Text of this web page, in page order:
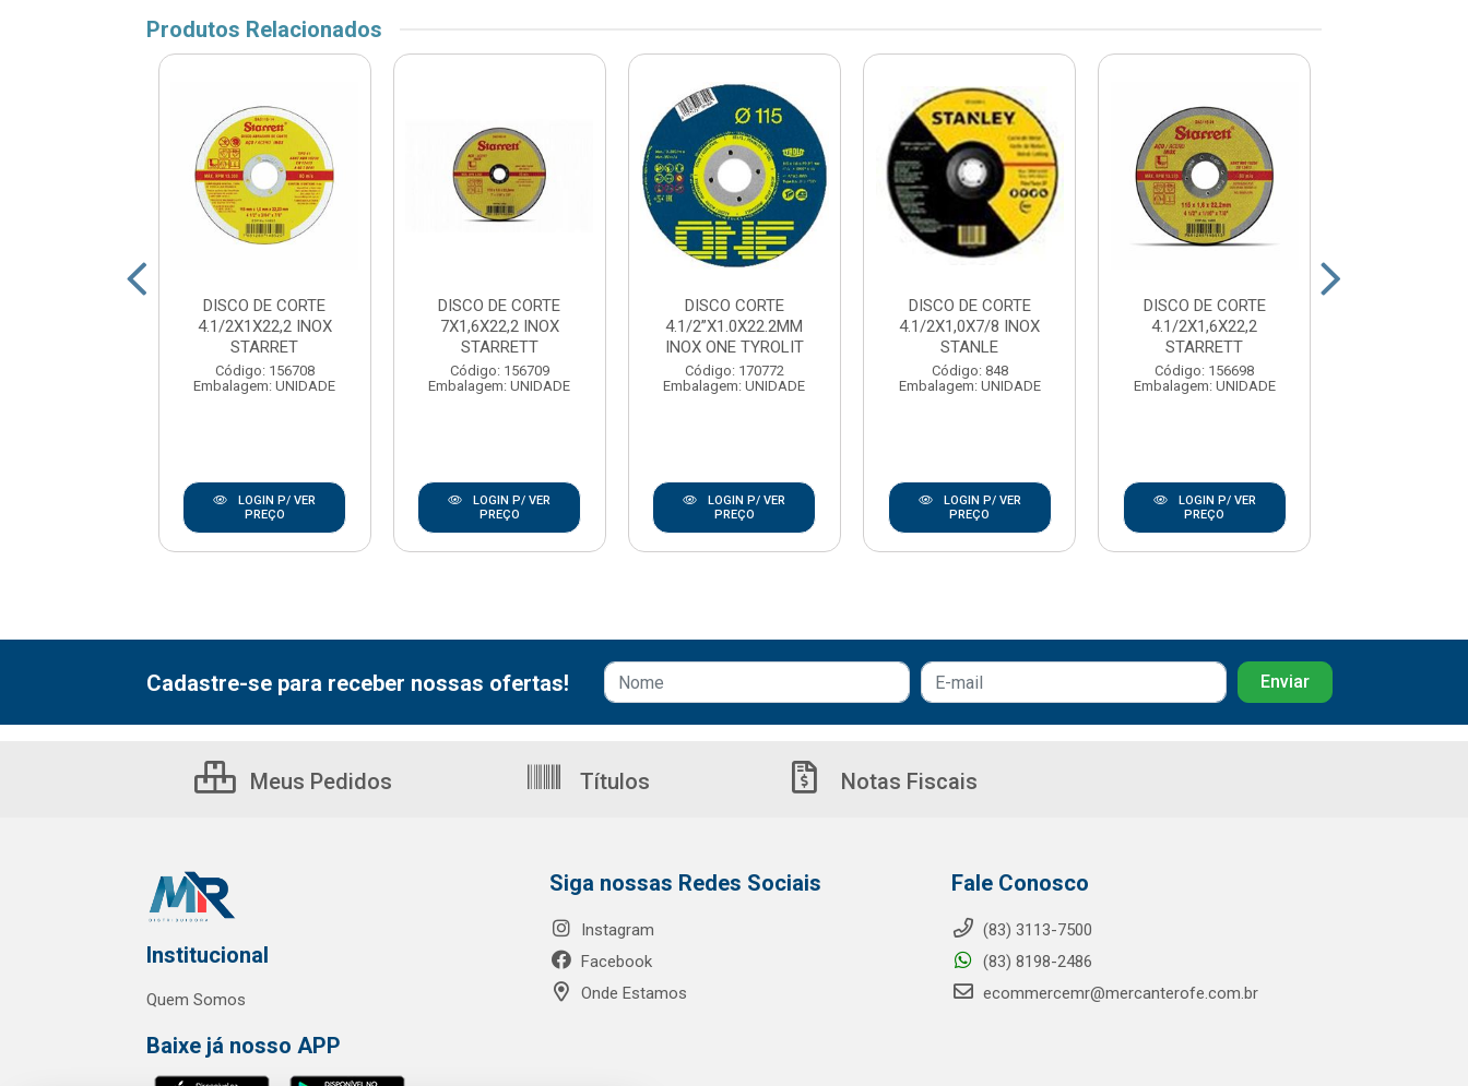
Produtos Relacionados
DISCO DE CORTE
4.1/2X1X22,2 INOX
STARRET
Código: 156708
Embalagem: UNIDADE
LOGIN P/ VER
PREÇO
DISCO DE CORTE
7X1,6X22,2 INOX
STARRETT
Código: 156709
Embalagem: UNIDADE
LOGIN P/ VER
PREÇO
DISCO CORTE
4.1/2”X1.0X22.2MM
INOX ONE TYROLIT
Código: 170772
Embalagem: UNIDADE
LOGIN P/ VER
PREÇO
DISCO DE CORTE
4.1/2X1,0X7/8 INOX
STANLE
Código: 848
Embalagem: UNIDADE
LOGIN P/ VER
PREÇO
DISCO DE CORTE
4.1/2X1,6X22,2
STARRETT
Código: 156698
Embalagem: UNIDADE
LOGIN P/ VER
PREÇO
Cadastre-se para receber nossas ofertas!
Meus Pedidos Títulos Notas Fiscais
Institucional
Quem Somos
Baixe já nosso APP
Siga nossas Redes Sociais
Instagram
Facebook
Onde Estamos
Fale Conosco
(83) 3113-7500
(83) 8198-2486
ecommercemr@mercanterofe.com.br